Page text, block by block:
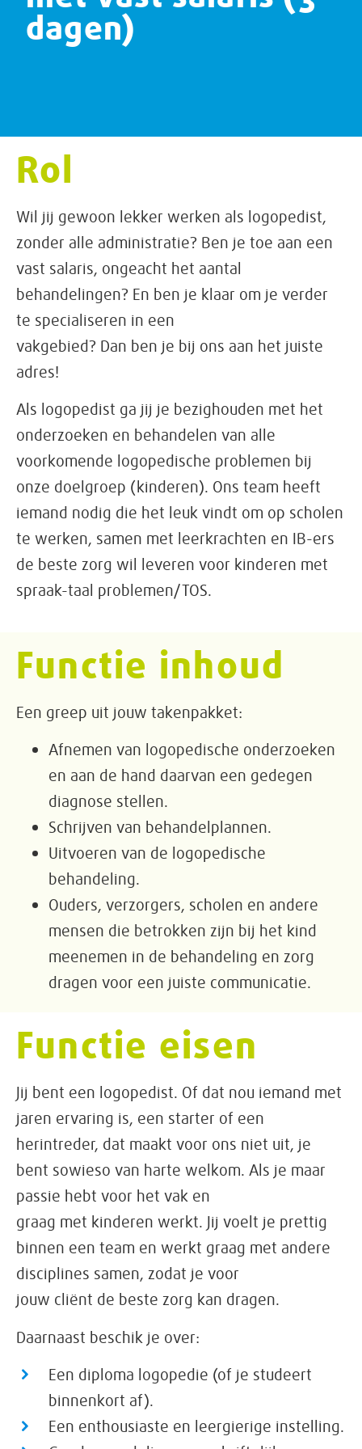
dagen)
Rol
Wil jij gewoon lekker werken als logopedist,
zonder alle administratie? Ben je toe aan een
vast salaris, ongeacht het aantal
behandelingen? En ben je klaar om je verder
te specialiseren in een
vakgebied? Dan ben je bij ons aan het juiste
adres!
Als logopedist ga jij je bezighouden met het
onderzoeken en behandelen van alle
voorkomende logopedische problemen bij
onze doelgroep (kinderen). Ons team heeft
iemand nodig die het leuk vindt om op scholen
te werken, samen met leerkrachten en IB-ers
de beste zorg wil leveren voor kinderen met
spraak-taal problemen/TOS.
Functie inhoud
Een greep uit jouw takenpakket:
Afnemen van logopedische onderzoeken
en aan de hand daarvan een gedegen
diagnose stellen.
Schrijven van behandelplannen.
Uitvoeren van de logopedische
behandeling.
Ouders, verzorgers, scholen en andere
mensen die betrokken zijn bij het kind
meenemen in de behandeling en zorg
dragen voor een juiste communicatie.
Functie eisen
Jij bent een logopedist. Of dat nou iemand met
jaren ervaring is, een starter of een
herintreder, dat maakt voor ons niet uit, je
bent sowieso van harte welkom. Als je maar
passie hebt voor het vak en
graag met kinderen werkt. Jij voelt je prettig
binnen een team en werkt graag met andere
disciplines samen, zodat je voor
jouw cliënt de beste zorg kan dragen.
Daarnaast beschik je over:
Een diploma logopedie (of je studeert
binnenkort af).
Een enthousiaste en leergierige instelling.